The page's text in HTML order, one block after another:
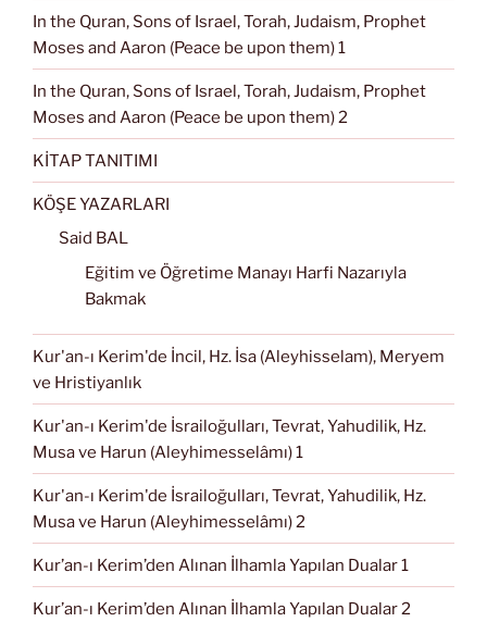
In the Quran, Sons of Israel, Torah, Judaism, Prophet
Moses and Aaron (Peace be upon them) 1
In the Quran, Sons of Israel, Torah, Judaism, Prophet
Moses and Aaron (Peace be upon them) 2
KİTAP TANITIMI
KÖŞE YAZARLARI
Said BAL
Eğitim ve Öğretime Manayı Harfi Nazarıyla
Bakmak
Kur'an-ı Kerim'de İncil, Hz. İsa (Aleyhisselam), Meryem
ve Hristiyanlık
Kur'an-ı Kerim'de İsrailoğulları, Tevrat, Yahudilik, Hz.
Musa ve Harun (Aleyhimesselâmı) 1
Kur'an-ı Kerim'de İsrailoğulları, Tevrat, Yahudilik, Hz.
Musa ve Harun (Aleyhimesselâmı) 2
Kur’an-ı Kerim’den Alınan İlhamla Yapılan Dualar 1
Kur’an-ı Kerim’den Alınan İlhamla Yapılan Dualar 2